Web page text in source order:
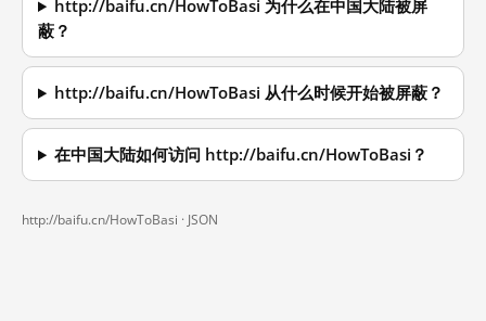
http://baifu.cn/HowToBasi 为什么在中国大陆被屏
蔽？
http://baifu.cn/HowToBasi 从什么时候开始被屏蔽？
在中国大陆如何访问 http://baifu.cn/HowToBasi？
http://baifu.cn/HowToBasi · JSON